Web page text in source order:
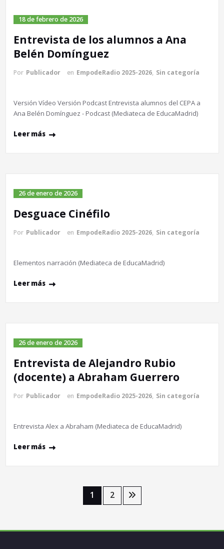
18 de febrero de 2026
Entrevista de los alumnos a Ana
Belén Domínguez
Por Publicador en EmpodeRadio 2025-2026, Sin categoría
Versión Vídeo Versión Podcast Entrevista alumnos del CEPA a
Ana Belén Domínguez - Podcast (Mediateca de EducaMadrid)
Leer más
26 de enero de 2026
Desguace Cinéfilo
Por Publicador en EmpodeRadio 2025-2026, Sin categoría
Elementos narración (Mediateca de EducaMadrid)
Leer más
26 de enero de 2026
Entrevista de Alejandro Rubio
(docente) a Abraham Guerrero
Por Publicador en EmpodeRadio 2025-2026, Sin categoría
Entrevista Alex a Abraham (Mediateca de EducaMadrid)
Leer más
1 2